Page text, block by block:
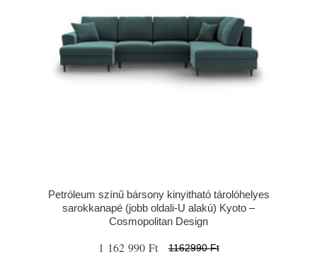
Petróleum színű bársony kinyitható tárolóhelyes
sarokkanapé (jobb oldali-U alakú) Kyoto –
Cosmopolitan Design
1 162 990 Ft 1162990 Ft